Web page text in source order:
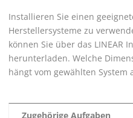
Installieren Sie einen
Herstellersysteme zu
können Sie über das LINEAR
herunterladen. Welche
hängt vom gewählten System
Zugehörige Aufgaben